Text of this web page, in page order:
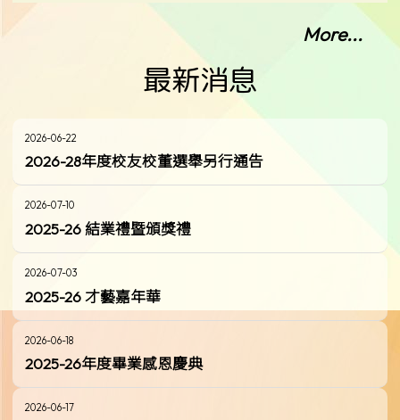
More...
最新消息
2026-06-22
2026-28年度校友校董選舉另行通告
2026-07-10
2025-26 結業禮暨頒獎禮
2026-07-03
2025-26 才藝嘉年華
2026-06-18
2025-26年度畢業感恩慶典
2026-06-17